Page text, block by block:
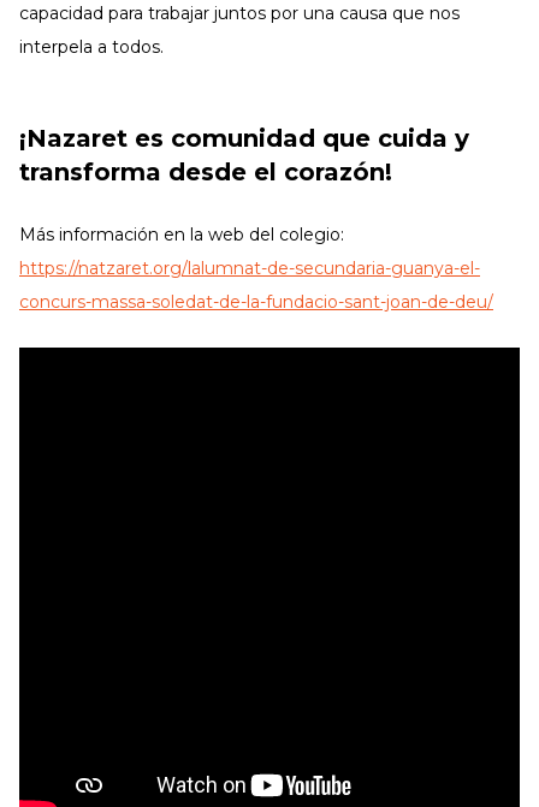
capacidad para trabajar juntos por una causa que nos
interpela a todos.
¡Nazaret es comunidad que cuida y
transforma desde el corazón!
Más información en la web del colegio:
https://natzaret.org/lalumnat-de-secundaria-guanya-el-
concurs-massa-soledat-de-la-fundacio-sant-joan-de-deu/